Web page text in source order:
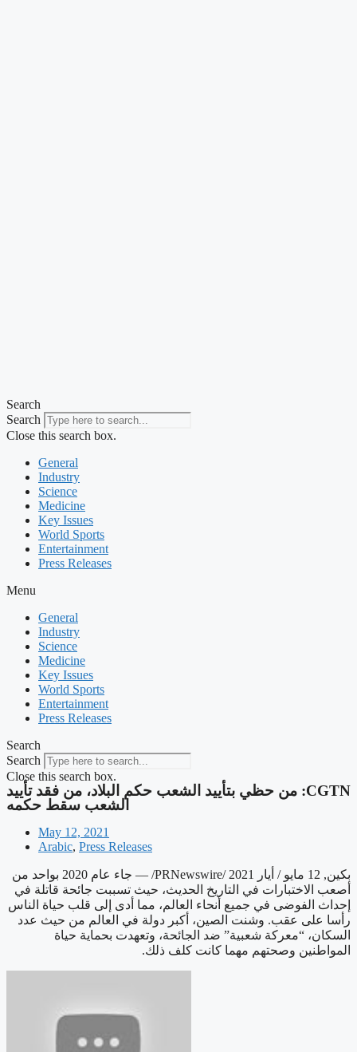
Search
Search
Close this search box.
General
Industry
Science
Medicine
Key Issues
World Sports
Entertainment
Press Releases
Menu
General
Industry
Science
Medicine
Key Issues
World Sports
Entertainment
Press Releases
Search
Search
Close this search box.
‫CGTN: من حظي بتأييد الشعب حكم البلاد، من فقد تأييد
الشعب سقط حكمه
May 12, 2021
Arabic, Press Releases
بكين, 12 مايو / أيار 2021 /PRNewswire/ — جاء عام 2020 بواحد من
أصعب الاختبارات في التاريخ الحديث، حيث تسببت جائحة قاتلة في
إحداث الفوضى في جميع أنحاء العالم، مما أدى إلى قلب حياة الناس
رأسا على عقب. وشنت الصين، أكبر دولة في العالم من حيث عدد
السكان، “معركة شعبية” ضد الجائحة، وتعهدت بحماية حياة
المواطنين وصحتهم مهما كانت كلف ذلك.